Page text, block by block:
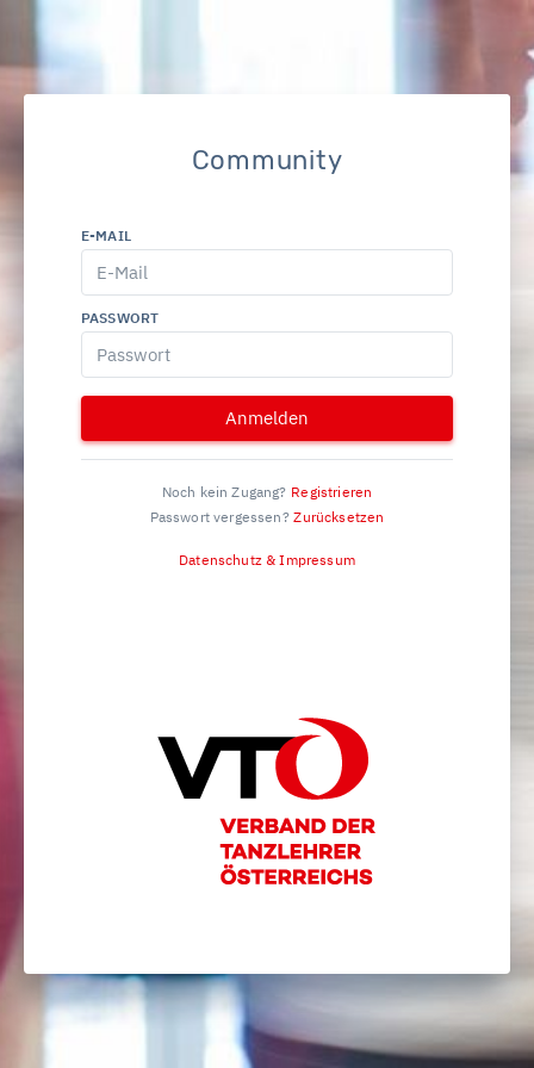
Community
E-MAIL
PASSWORT
Anmelden
Noch kein Zugang? Registrieren
Passwort vergessen? Zurücksetzen
Datenschutz & Impressum